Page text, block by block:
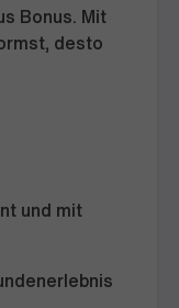
Bonus. Mit
desto
und mit